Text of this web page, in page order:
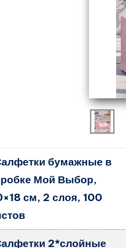
бумажные в
Мой Выбор,
см, 2 слоя, 100
2*слойные